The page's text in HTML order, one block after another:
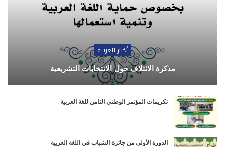
أخبار العربية
مذكرة الائتلاف حول الانتخابات التشريعية
تكريمات المؤتمر الوطني الثامن للغة العربية
الدورة الأولى من جائزة الشباب في اللغة العربية